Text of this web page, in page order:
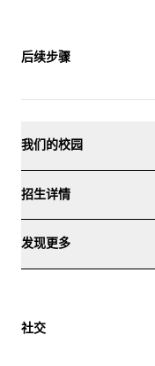
后续步骤
我们的校园
招生详情
发现更多
社交